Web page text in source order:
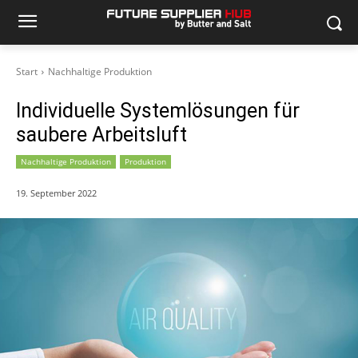
Start Nachhaltige Produktion
Individuelle Systemlösungen für
saubere Arbeitsluft
Nachhaltige Produktion Produktion
19. September 2022